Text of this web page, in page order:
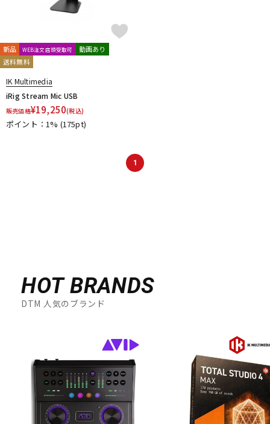
DJ機器
新品 WEB注文店頭受取可
動画あり
送料無料
IK Multimedia
iRig Stream Mic USB
販売価格¥19,250(税込)
ポイント：1% (175pt)
1
HOT BRANDS
DTM 人気のブランド